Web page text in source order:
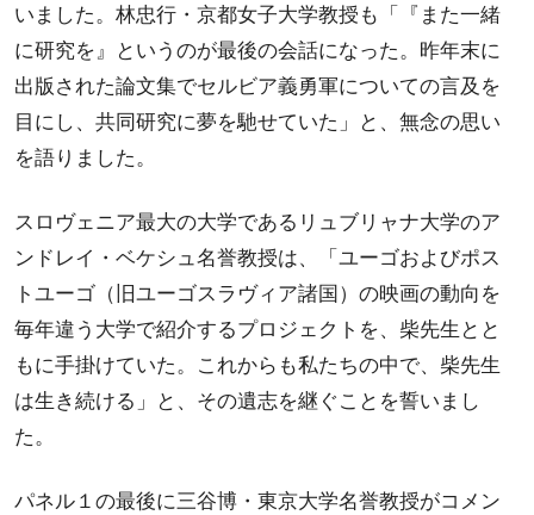
いました。林忠行・京都女子大学教授も「『また一緒
に研究を』というのが最後の会話になった。昨年末に
出版された論文集でセルビア義勇軍についての言及を
目にし、共同研究に夢を馳せていた」と、無念の思い
を語りました。
スロヴェニア最大の大学であるリュブリャナ大学のア
ンドレイ・ベケシュ名誉教授は、「ユーゴおよびポス
トユーゴ（旧ユーゴスラヴィア諸国）の映画の動向を
毎年違う大学で紹介するプロジェクトを、柴先生とと
もに手掛けていた。これからも私たちの中で、柴先生
は生き続ける」と、その遺志を継ぐことを誓いまし
た。
パネル１の最後に三谷博・東京大学名誉教授がコメン